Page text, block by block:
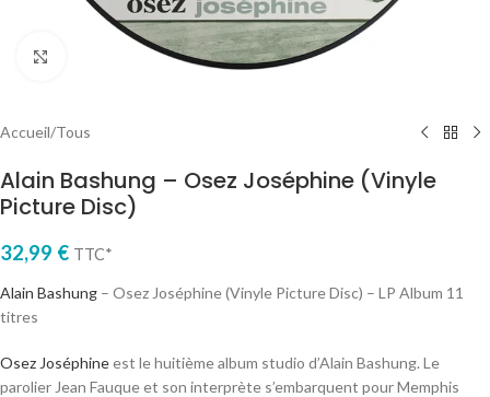
Cliquez pour agrandir
Accueil/Tous
Alain Bashung – Osez Joséphine (Vinyle
Picture Disc)
32,99 € TTC*
Alain Bashung – Osez Joséphine (Vinyle Picture Disc) – LP Album 11
titres
Osez Joséphineest le huitième album studio d’Alain Bashung. Le
parolier Jean Fauque et son interprète s’embarquent pour Memphis